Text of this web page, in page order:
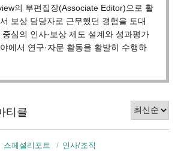
의 부편집장(Associate Editor)으로 활
보상 담당자로 근무했던 경험을 토대
심의 인사·보상 제도 설계와 성과평가
에서 연구·자문 활동을 활발히 수행하
티클
스페셜리포트 인사/조직